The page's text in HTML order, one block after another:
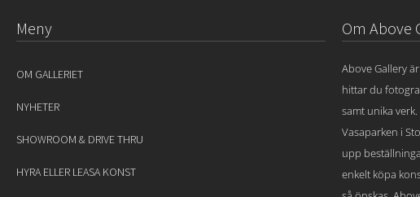
Meny
OM GALLERIET
NYHETER
SHOWROOM & DRIVE THRU
HYRA ELLER LEASA KONST
Om Above
Above Gallery
hittar du
samt unika
Vasaparken i
upp
enkelt köpa